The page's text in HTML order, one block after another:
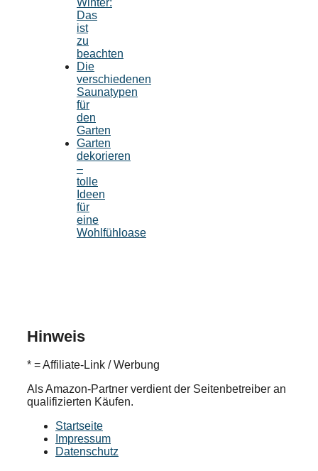
Das
ist
zu
beachten
Die
verschiedenen
Saunatypen
für
den
Garten
Garten
dekorieren
–
tolle
Ideen
für
eine
Wohlfühloase
Hinweis
* = Affiliate-Link / Werbung
Als Amazon-Partner verdient der Seitenbetreiber an
qualifizierten Käufen.
Startseite
Impressum
Datenschutz